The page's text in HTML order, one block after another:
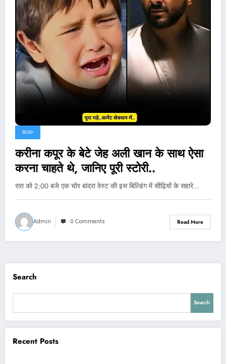
BLOG
करीना कपूर के बेटे जेह अली खान के साथ ऐसा
करना चाहते थे, जानिए पूरी स्टोरी..
रात को 2:00 बजे एक चोर बांदरा वेस्ट की इस बिल्डिंग में सीढ़ियों के सहारे…
Admin 0 Comments Read More
Search
Search
Recent Posts